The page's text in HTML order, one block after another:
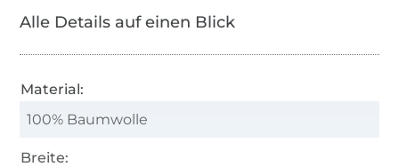
Alle Details auf einen Blick
Material:
100% Baumwolle
Breite: